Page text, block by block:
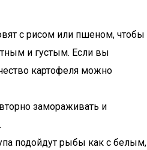
с рисом или пшеном, чтобы
и густым. Если вы
картофеля можно
замораживать и
подойдут рыбы как с белым,